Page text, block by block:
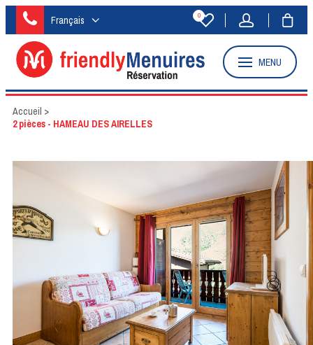
Français 0
MENU
Accueil >
2 pièces - HAMEAU DES AIRELLES